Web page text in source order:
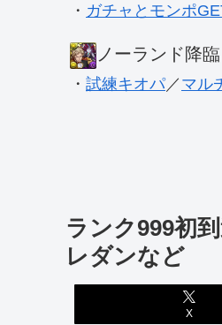
・ ガチャとモンポ
ノーランド降臨
・ 試練キオパ／ マル
ランク999初
レダンなど
X